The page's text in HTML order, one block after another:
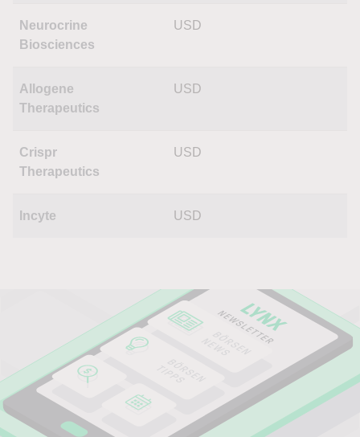
Neurocrine
Biosciences
USD
Allogene
Therapeutics
USD
Crispr
Therapeutics
USD
Incyte USD